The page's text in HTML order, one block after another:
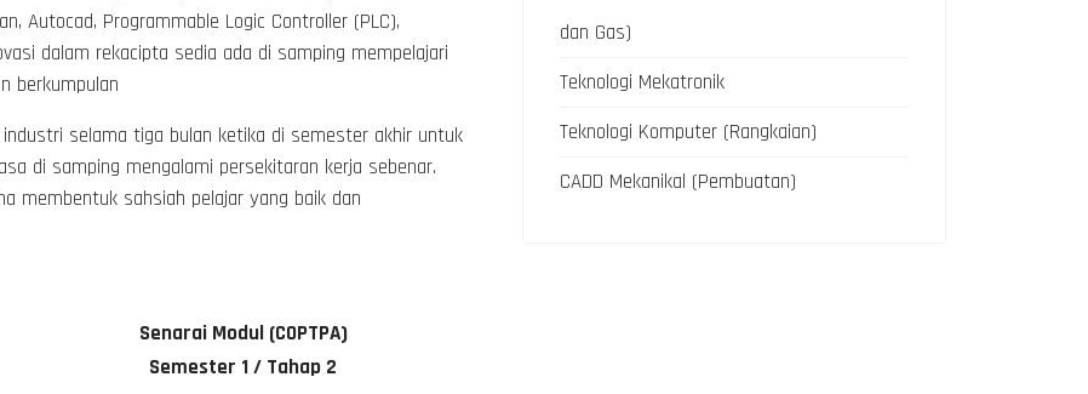
Autocad, Programmable Logic Controller (PLC),
dalam rekacipta sedia ada di samping mempelajari
berkumpulan
selama tiga bulan ketika di semester akhir untuk
di samping mengalami persekitaran kerja sebenar.
membentuk sahsiah pelajar yang baik dan
Senarai Modul (COPTPA)
Semester 1 / Tahap 2
dan Gas)
Teknologi Mekatronik
Teknologi Komputer (Rangkaian)
CADD Mekanikal (Pembuatan)